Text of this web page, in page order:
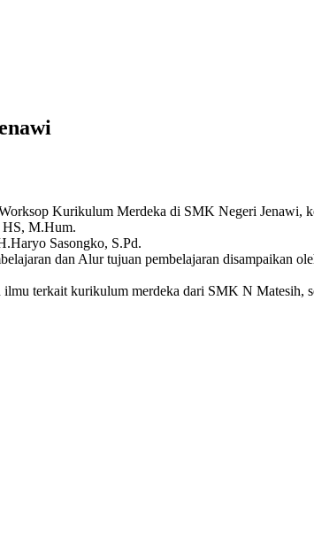
Kurikulum Merdeka di SMK Negeri Jenawi,
HS, M.Hum.
Sasongko, S.Pd.
dan Alur tujuan pembelajaran disampaikan
terkait kurikulum merdeka dari SMK N Matesih,